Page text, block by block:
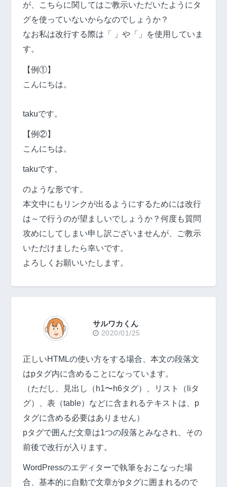
が、こちらに関してはご教示いただいたようにタ
グを使っていないからなのでしょうか？
なお私は改行する際は「 」や「」を使用していま
す。
【例①】
こんにちは。
takuです。
【例②】
こんにちは。
takuです。
のような形です。
本文中にもリンクが出るようにするためには改行
は～で行うのが望ましいでしょうか？何度も質問
攻めにしてしまい申し訳ございませんが、ご教示
いただけましたら幸いです。
よろしくお願いいたします。
サルワカくん
2020/01/25
正しいHTMLの使い方をする場合、本文の段落文
はpタグ内に含めることになっています。
（ただし、見出し（h1〜h6タグ）、リスト（liタ
グ）、表（table）などに含まれるテキストは、p
タグに含める必要はありません）
pタグで囲んだ文章は1つの段落とみなされ、その
前後で改行が入ります。
WordPressのエディターで執筆をおこなった場
合、基本的に自動で文章がpタグに囲まれるので